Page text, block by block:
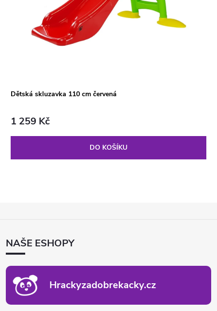
Dětská skluzavka 110 cm červená
1 259 Kč
DO KOŠÍKU
ANAŠE ESHOPY
Hrackyzadobrekacky.cz